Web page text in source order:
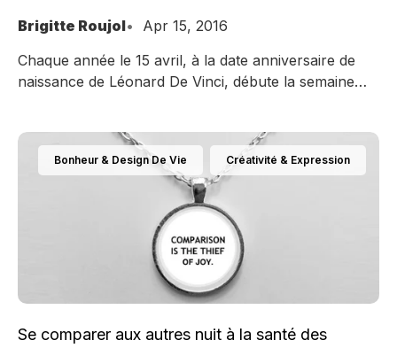
Brigitte Roujol
Apr 15, 2016
Chaque année le 15 avril, à la date anniversaire de
naissance de Léonard De Vinci, débute la semaine
Créa-France, Association française pour le
développement de la créativité, vous propose une
nouvelle cure créative. Expérimentez le changement
Bonheur & Design De Vie Créativité & Expression
Se comparer aux autres nuit à la santé des